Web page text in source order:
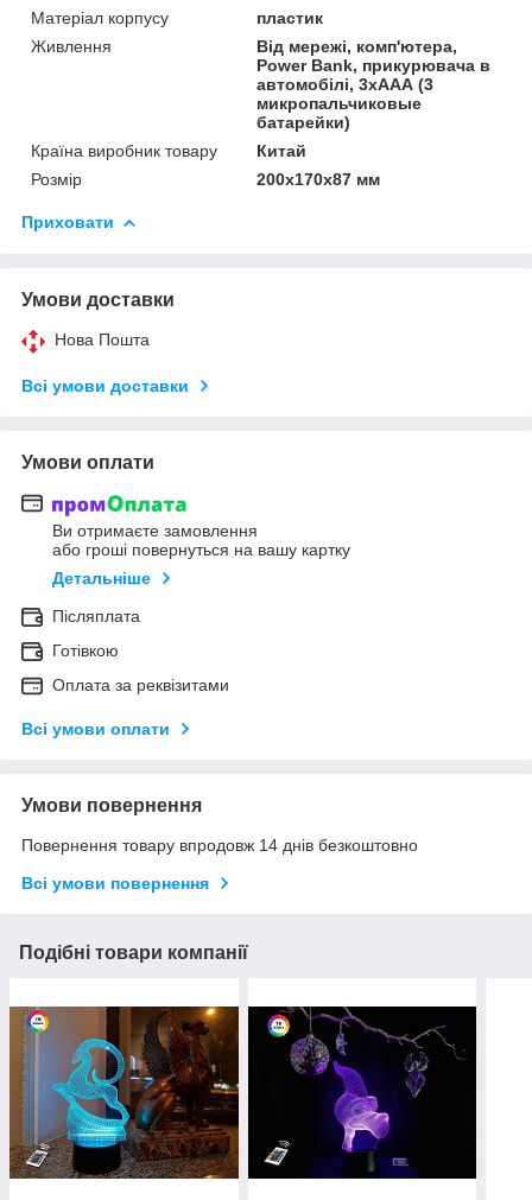
Матеріал корпусу
пластик
Живлення
Від мережі, комп'ютера,
Power Bank, прикурювача в
автомобілі, 3хААА (3
микропальчиковые
батарейки)
Країна виробник товару
Китай
Розмір
200х170х87 мм
Приховати
Умови доставки
Нова Пошта
Всі умови доставки
Умови оплати
Ви отримаєте замовлення
або гроші повернуться на вашу картку
Детальніше
Післяплата
Готівкою
Оплата за реквізитами
Всі умови оплати
Умови повернення
Повернення товару впродовж 14 днів безкоштовно
Всі умови повернення
Подібні товари компанії